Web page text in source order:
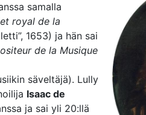
samalla
royal de la
1653) ja hän sai
de la Musique
säveltäjä). Lully
Isaac de
ja sai yli 20:llä